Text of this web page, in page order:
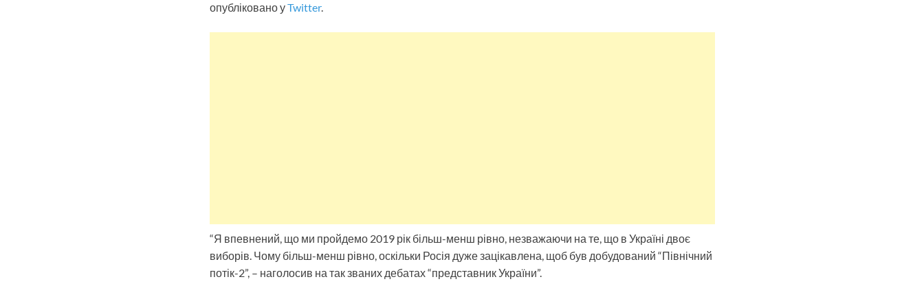
опубліковано уTwitter.
“Я впевнений, що ми пройдемо 2019 рік більш-менш рівно, незважаючи на те, що в Україні двоє
виборів. Чому більш-менш рівно, оскільки Росія дуже зацікавлена, щоб був добудований “Північний
потік-2”, – наголосив на так званих дебатах “представник України”.